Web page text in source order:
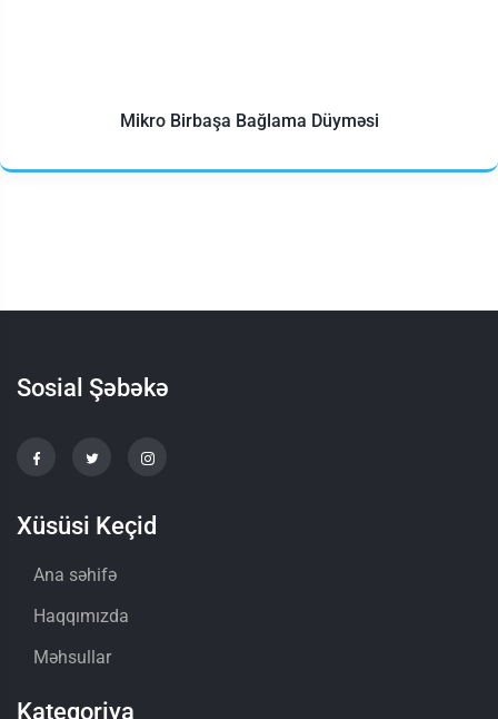
Mikro Birbaşa Bağlama Düyməsi
Sosial Şəbəkə
Xüsüsi Keçid
Ana səhifə
Haqqımızda
Məhsullar
Kateqoriya